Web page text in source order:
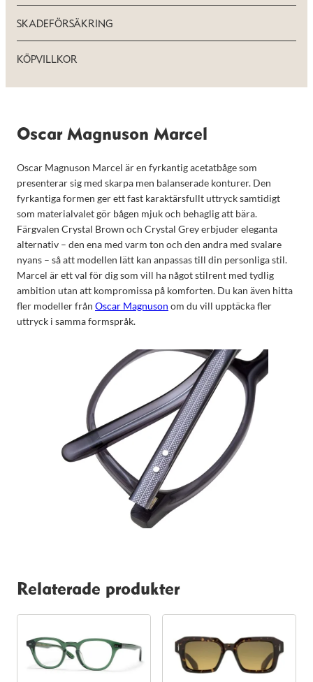
SKADEFÖRSÄKRING
KÖPVILLKOR
Oscar Magnuson Marcel
Oscar Magnuson Marcel är en fyrkantig acetatbåge som
presenterar sig med skarpa men balanserade konturer. Den
fyrkantiga formen ger ett fast karaktärsfullt uttryck samtidigt
som materialvalet gör bågen mjuk och behaglig att bära.
Färgvalen Crystal Brown och Crystal Grey erbjuder eleganta
alternativ – den ena med varm ton och den andra med svalare
nyans – så att modellen lätt kan anpassas till din personliga stil.
Marcel är ett val för dig som vill ha något stilrent med tydlig
ambition utan att kompromissa på komforten. Du kan även hitta
fler modeller från Oscar Magnuson om du vill upptäcka fler
uttryck i samma formspråk.
Relaterade produkter